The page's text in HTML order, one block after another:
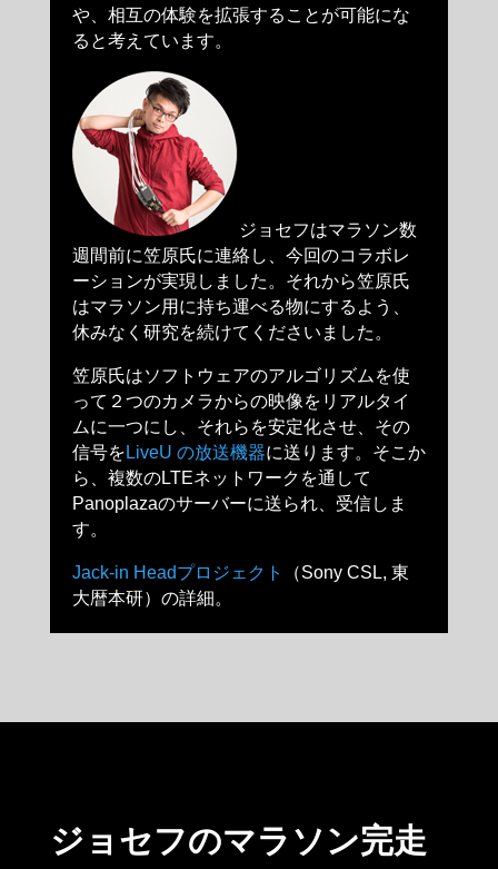
や、相互の体験を拡張することが可能にな
ると考えています。
ジョセフはマラソン数
週間前に笠原氏に連絡し、今回のコラボレ
ーションが実現しました。それから笠原氏
はマラソン用に持ち運べる物にするよう、
休みなく研究を続けてくださいました。
笠原氏はソフトウェアのアルゴリズムを使
って２つのカメラからの映像をリアルタイ
ムに一つにし、それらを安定化させ、その
信号を LiveU の放送機器に送ります。そこか
ら、複数のLTEネットワークを通して
Panoplazaのサーバーに送られ、受信しま
す。
Jack-in Headプロジェクト
（Sony CSL, 東
大暦本研）の詳細。
ジョセフのマラソン完走